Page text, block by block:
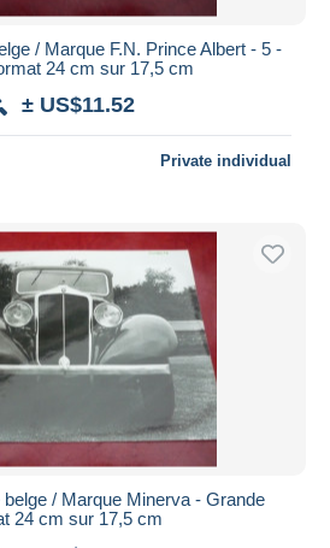
/ Marque F.N. Prince Albert - 5 -
24 cm sur 17,5 cm
± US$11.52
Private individual
/ Marque Minerva - Grande
24 cm sur 17,5 cm